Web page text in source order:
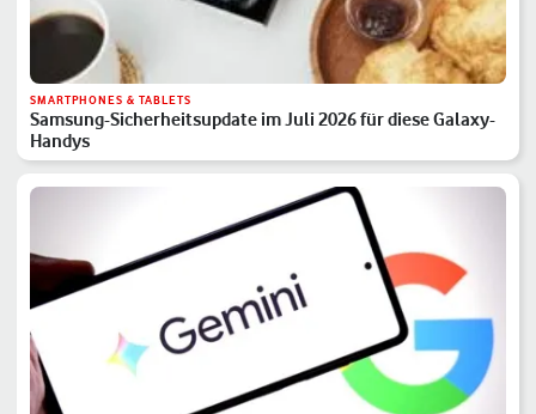
SMARTPHONES & TABLETS
Samsung-Sicherheitsupdate im Juli 2026 für diese Galaxy-
Handys